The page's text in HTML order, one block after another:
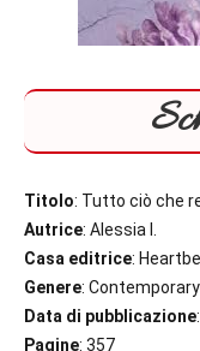
Titolo: Tutto ciò che
Autrice: Alessia I.
Casa editrice:
Genere:
Data di pubblicazione
Pagine: 357